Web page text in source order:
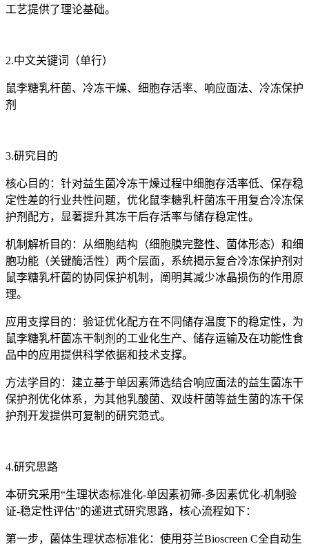
工艺提供了理论基础。
2.中文关键词（单行）
鼠李糖乳杆菌、冷冻干燥、细胞存活率、响应面法、冷冻保护
剂
3.研究目的
核心目的：针对益生菌冷冻干燥过程中细胞存活率低、保存稳
定性差的行业共性问题，优化鼠李糖乳杆菌冻干用复合冷冻保
护剂配方，显著提升其冻干后存活率与储存稳定性。
机制解析目的：从细胞结构（细胞膜完整性、菌体形态）和细
胞功能（关键酶活性）两个层面，系统揭示复合冷冻保护剂对
鼠李糖乳杆菌的协同保护机制，阐明其减少冰晶损伤的作用原
理。
应用支撑目的：验证优化配方在不同储存温度下的稳定性，为
鼠李糖乳杆菌冻干制剂的工业化生产、储存运输及在功能性食
品中的应用提供科学依据和技术支撑。
方法学目的：建立基于单因素筛选结合响应面法的益生菌冻干
保护剂优化体系，为其他乳酸菌、双歧杆菌等益生菌的冻干保
护剂开发提供可复制的研究范式。
4.研究思路
本研究采用“生理状态标准化-单因素初筛-多因素优化-机制验
证-稳定性评估”的递进式研究思路，核心流程如下：
第一步，菌体生理状态标准化：使用芬兰Bioscreen C全自动生